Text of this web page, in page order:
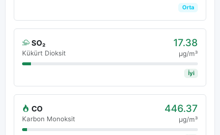
Orta
SO₂
Kükürt Dioksit
17.38
μg/m³
İyi
CO
Karbon Monoksit
446.37
μg/m³